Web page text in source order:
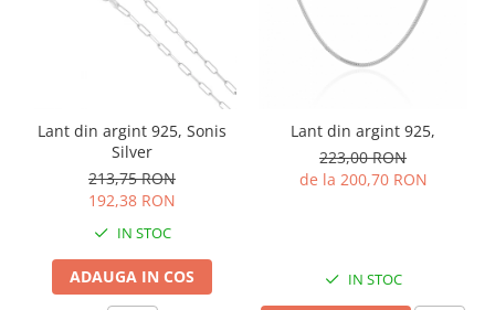
Lant din argint 925, Sonis
Silver
213,75 RON
192,38 RON
IN STOC
ADAUGA IN COS
Lant din argint 925,
223,00 RON
de la 200,70 RON
IN STOC